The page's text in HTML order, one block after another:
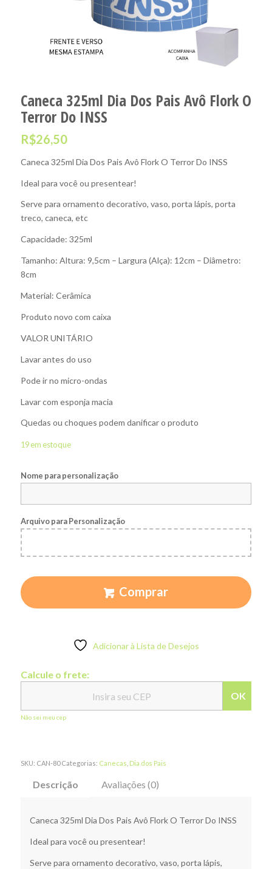
Caneca 325ml Dia Dos Pais Avô Flork O
Terror Do INSS
R$26,50
Caneca 325ml Dia Dos Pais Avô Flork O Terror Do INSS
Ideal para você ou presentear!
Serve para ornamento decorativo, vaso, porta lápis, porta
treco, caneca, etc
Capacidade: 325ml
Tamanho: Altura: 9,5cm – Largura (Alça): 12cm – Diâmetro:
8cm
Material: Cerâmica
Produto novo com caixa
VALOR UNITÁRIO
Lavar antes do uso
Pode ir no micro-ondas
Lavar com esponja macia
Quedas ou choques podem danificar o produto
19 em estoque
Nome para personalização
Arquivo para Personalização
Comprar
Adicionar à Lista de Desejos
Calcule o frete:
OK
Não sei meu cep
SKU: CAN-80 Categorias: Canecas Dia dos Pais
Descrição Avaliações (0)
Caneca 325ml Dia Dos Pais Avô Flork O Terror Do INSS
Ideal para você ou presentear!
Serve para ornamento decorativo, vaso, porta lápis,